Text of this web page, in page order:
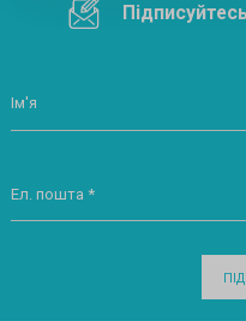
Ім'я
Ел. пошта *